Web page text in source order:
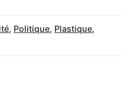
, Politique, Plastique,